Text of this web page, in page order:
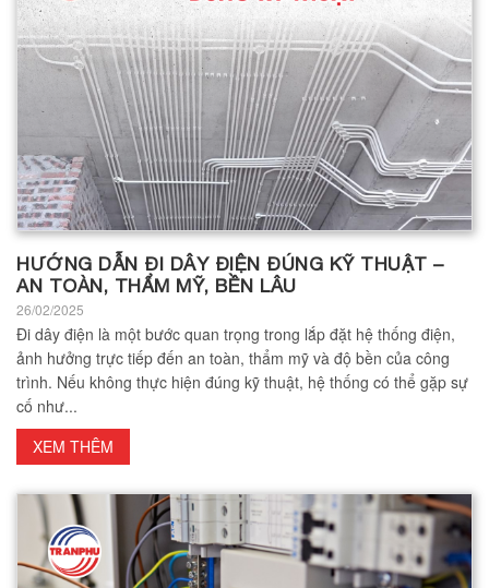
HƯỚNG DẪN ĐI DÂY ĐIỆN ĐÚNG KỸ THUẬT –
AN TOÀN, THẨM MỸ, BỀN LÂU
26/02/2025
Đi dây điện là một bước quan trọng trong lắp đặt hệ thống điện,
ảnh hưởng trực tiếp đến an toàn, thẩm mỹ và độ bền của công
trình. Nếu không thực hiện đúng kỹ thuật, hệ thống có thể gặp sự
cố như...
XEM THÊM